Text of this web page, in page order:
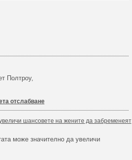
Полтроу,
отслабване
шансовете на жените да забременеят
може значително да увеличи